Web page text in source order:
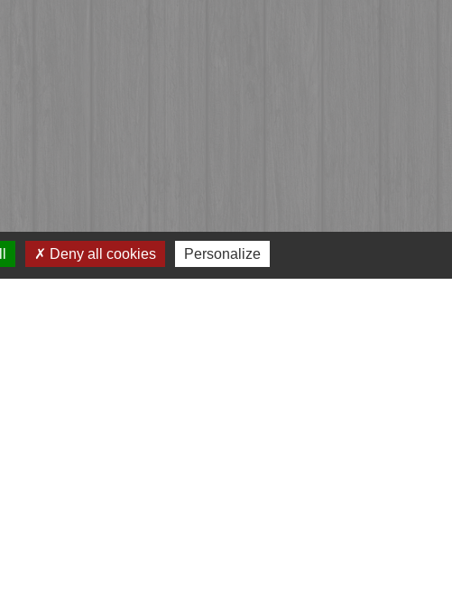
Jumelages
Deny all cookies Personalize